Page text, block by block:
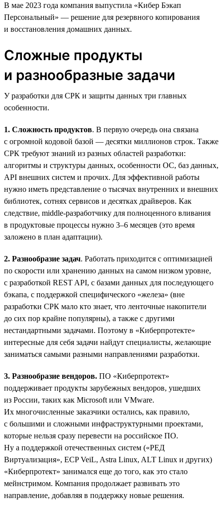
В мае 2023 года компания выпустила «Кибер Бэкап
Персональный» — решение для резервного копирования
и восстановления домашних данных.
Сложные продукты
и разнообразные задачи
У разработки для СРК и защиты данных три главных
особенности.
1. Сложность продуктов. В первую очередь она связана
с огромной кодовой базой — десятки миллионов строк. Также
СРК требуют знаний из разных областей разработки:
алгоритмы и структуры данных, особенности ОС, баз данных,
API внешних систем и прочих. Для эффективной работы
нужно иметь представление о тысячах внутренних и внешних
библиотек, сотнях сервисов и десятках драйверов. Как
следствие, middle-разработчику для полноценного вливания
в продуктовые процессы нужно 3–6 месяцев (это время
заложено в план адаптации).
2. Разнообразие задач. Работать приходится с оптимизацией
по скорости или хранению данных на самом низком уровне,
с разработкой REST API, с базами данных для последующего
бэкапа, с поддержкой специфического «железа» (вне
разработки СРК мало кто знает, что ленточные накопители
до сих пор крайне популярны), а также с другими
нестандартными задачами. Поэтому в «Киберпротекте»
интересные для себя задачи найдут специалисты, желающие
заниматься самыми разными направлениями разработки.
3. Разнообразие вендоров. ПО «Киберпротект»
поддерживает продукты зарубежных вендоров, ушедших
из России, таких как Microsoft или VMware.
Их многочисленные заказчики остались, как правило,
с большими и сложными инфраструктурными проектами,
которые нельзя сразу перевести на российское ПО.
Ну а поддержкой отечественных систем («РЕД
Виртуализация», ECP VeiL, Astra Linux, ALT Linux и других)
«Киберпротект» занимался еще до того, как это стало
мейнстримом. Компания продолжает развивать это
направление, добавляя в поддержку новые решения.